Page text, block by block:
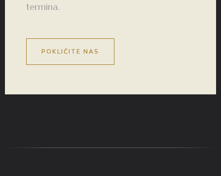
termina.
POKLIČITE NAS